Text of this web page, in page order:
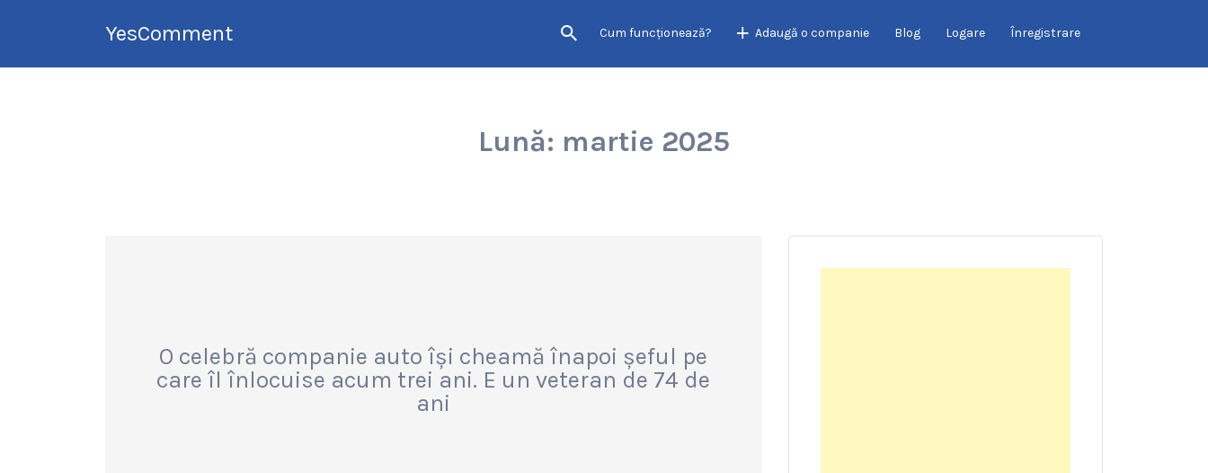
YesComment Cum funcţionează? Adaugă o companie Blog Logare Înregistrare
for:
Lună: martie 2025
O celebră companie auto își cheamă înapoi șeful pe
care îl înlocuise acum trei ani. E un veteran de 74 de
ani